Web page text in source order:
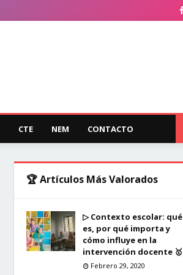
CTE NEM CONTACTO
🏆 Artículos Más Valorados
▷ Contexto escolar: qué
es, por qué importa y
cómo influye en la
intervención docente 🥇
Febrero 29, 2020